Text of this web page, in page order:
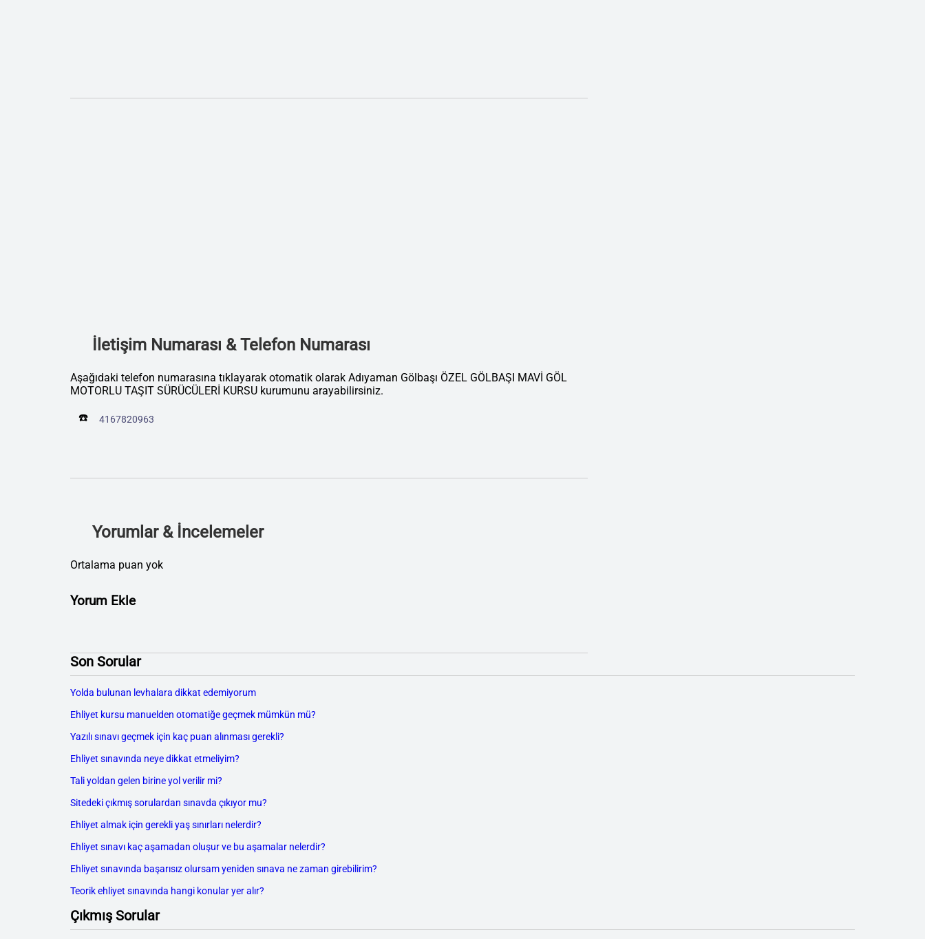
İletişim Numarası & Telefon Numarası
Aşağıdaki telefon numarasına tıklayarak otomatik olarak Adıyaman Gölbaşı ÖZEL GÖLBAŞI MAVİ GÖL
MOTORLU TAŞIT SÜRÜCÜLERİ KURSU kurumunu arayabilirsiniz.
☎️ 4167820963
Yorumlar & İncelemeler
Ortalama puan yok
Yorum Ekle
Son Sorular
Yolda bulunan levhalara dikkat edemiyorum
Ehliyet kursu manuelden otomatiğe geçmek mümkün mü?
Yazılı sınavı geçmek için kaç puan alınması gerekli?
Ehliyet sınavında neye dikkat etmeliyim?
Tali yoldan gelen birine yol verilir mi?
Sitedeki çıkmış sorulardan sınavda çıkıyor mu?
Ehliyet almak için gerekli yaş sınırları nelerdir?
Ehliyet sınavı kaç aşamadan oluşur ve bu aşamalar nelerdir?
Ehliyet sınavında başarısız olursam yeniden sınava ne zaman girebilirim?
Teorik ehliyet sınavında hangi konular yer alır?
Çıkmış Sorular